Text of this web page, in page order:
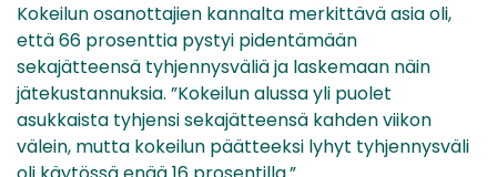
Kokeilun osanottajien kannalta merkittävä asia oli,
että 66 prosenttia pystyi pidentämään
sekajätteensä tyhjennysväliä ja laskemaan näin
jätekustannuksia. ”Kokeilun alussa yli puolet
asukkaista tyhjensi sekajätteensä kahden viikon
välein, mutta kokeilun päätteeksi lyhyt tyhjennysväli